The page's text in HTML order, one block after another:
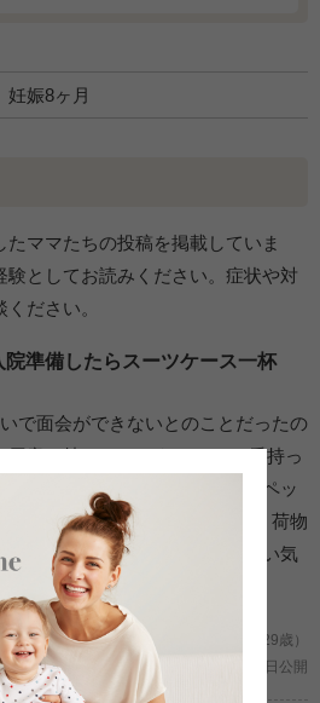
妊娠8ヶ月
ママたちの投稿を掲載していま
としてお読みください。症状や対
ださい。
院準備したらスーツケース一杯
で面会ができないとのことだったの
意し持っていきました。 一番持っ
の実や蒟蒻畑などのおやつ、ペッ
ットルじゃ全然足りなかった。荷物
なってしまい入院前は恥ずかしい気
っていくべきでした。
8ヶ月/2人目の出産 (沖縄県/ふたりまま/29歳）
2021年06月11日公開